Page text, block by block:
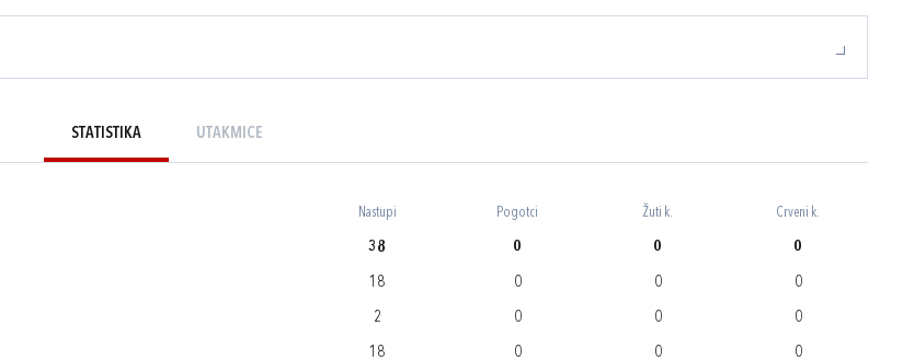
STATISTIKA UTAKMICE
Nastupi Pogotci Žuti k. Crveni k.
38 0 0 0
18 0 0 0
2 0 0 0
18 0 0 0